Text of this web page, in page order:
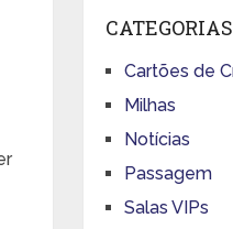
CATEGORIAS
Cartões de
Milhas
Notícias
Passagem
Salas VIPs